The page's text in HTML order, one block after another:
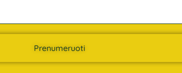
Prenumeruoti